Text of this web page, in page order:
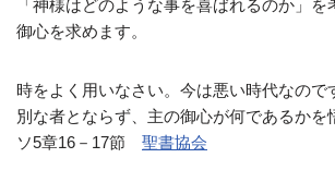
「神様はどのような事を喜ばれるのか」
御心を求めます。
時をよく用いなさい。今は悪い時代なので
別な者とならず、主の御心が何であるかを
ソ5章16－17節 聖書協会